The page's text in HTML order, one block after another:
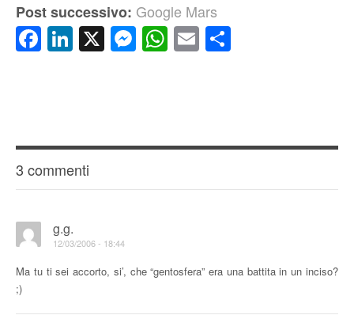
Post successivo: Google Mars
Facebook
LinkedIn
X Messenger
WhatsApp
Email
3 commenti
g.g.
12/03/2006 - 18:44
Ma tu ti sei accorto, si’, che “gentosfera” era una battita in un inciso?
;)